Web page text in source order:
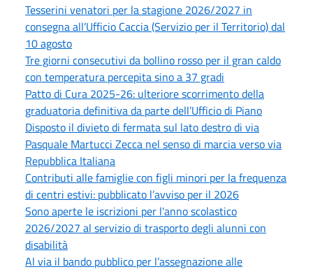
Tesserini venatori per la stagione 2026/2027 in
consegna all’Ufficio Caccia (Servizio per il Territorio) dal
10 agosto
Tre giorni consecutivi da bollino rosso per il gran caldo
con temperatura percepita sino a 37 gradi
Patto di Cura 2025-26: ulteriore scorrimento della
graduatoria definitiva da parte dell’Ufficio di Piano
Disposto il divieto di fermata sul lato destro di via
Pasquale Martucci Zecca nel senso di marcia verso via
Repubblica Italiana
Contributi alle famiglie con figli minori per la frequenza
di centri estivi: pubblicato l’avviso per il 2026
Sono aperte le iscrizioni per l'anno scolastico
2026/2027 al servizio di trasporto degli alunni con
disabilità
Al via il bando pubblico per l’assegnazione alle